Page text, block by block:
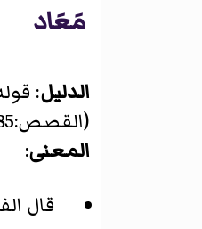
مَعَاد
الدليل:
(القصص:85) ، قال ابن عباس رضي الله عنهما في قوله تعالى كما أخرجه البخاري: ﴿لرادك إلى معاد﴾ قال: إلى مكة.
المعنى:
قال